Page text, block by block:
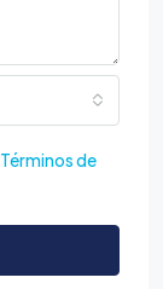
Términos de